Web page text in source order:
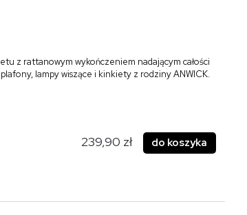
z rattanowym wykończeniem nadającym całości
lampy wiszące i kinkiety z rodziny ANWICK.
239,90 zł do koszyka